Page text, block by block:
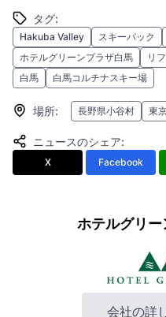
タグ:
Hakuba Valley スキーパック
ホテルグリーンプラザ白馬
リ
白馬
白馬コルチナスキー場
場所: 長野県小谷村 東
ニュースのシェア:
X Facebook
ホテルグリ
会社の詳